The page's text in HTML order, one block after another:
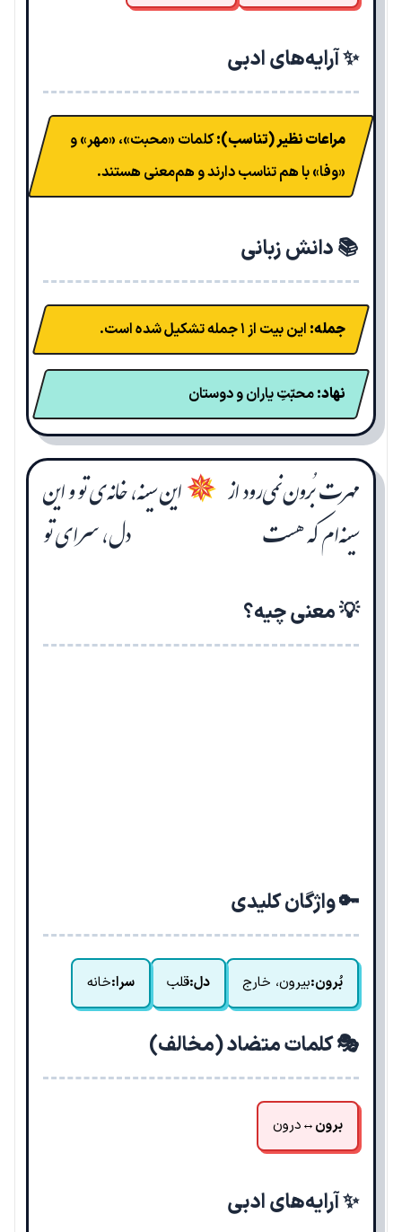
✨ آرایه‌های ادبی
مراعات نظیر (تناسب):کلمات «محبت»، «مهر» و
«وفا» با هم تناسب دارند و هم‌معنی هستند.
📚 دانش زبانی
جمله: این بیت از ۱ جمله تشکیل شده است.
نهاد:محبّتِ یاران و دوستان
مهرت بُرون نمی‌رود از
سینه‌ام که هست
✵این سینه، خانه‌ی تو و این
دل، سرای تو
💡 معنی چیه؟
🔑 واژگان کلیدی
بُرون:بیرون، خارج دل:قلب سرا:خانه
🎭 کلمات متضاد (مخالف)
برون↔درون
✨ آرایه‌های ادبی